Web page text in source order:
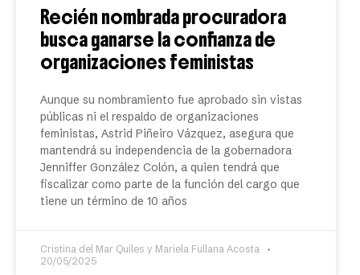
Recién nombrada procuradora
busca ganarse la confianza de
organizaciones feministas
Aunque su nombramiento fue aprobado sin vistas
públicas ni el respaldo de organizaciones
feministas, Astrid Piñeiro Vázquez, asegura que
mantendrá su independencia de la gobernadora
Jenniffer González Colón, a quien tendrá que
fiscalizar como parte de la función del cargo que
tiene un término de 10 años
Cristina del Mar Quiles y Mariela Fullana Acosta
20/05/2025